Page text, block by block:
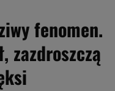
fenomen.
zazdroszczą